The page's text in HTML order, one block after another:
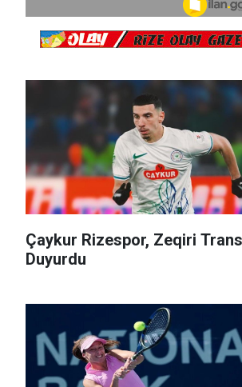
Çaykur Rizespor, Zeqiri
Duyurdu